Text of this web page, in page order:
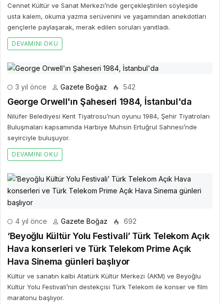
Behramoğlu'nu ağırladı
Cennet Kültür ve Sanat Merkezi’nde gerçekleştirilen söyleşide
usta kalem, okuma yazma serüvenini ve yaşamından anekdotları
gençlerle paylaşarak, merak edilen soruları yanıtladı.
DEVAMINI OKU
3 yıl önce Gazete Boğaz 542
George Orwell'ın Şaheseri 1984, İstanbul'da
Nilüfer Belediyesi Kent Tiyatrosu’nun oyunu 1984, Şehir Tiyatroları
Buluşmaları kapsamında Harbiye Muhsin Ertuğrul Sahnesi’nde
seyirciyle buluşuyor.
DEVAMINI OKU
4 yıl önce Gazete Boğaz 692
‘Beyoğlu Kültür Yolu Festivali’ Türk Telekom Açık
Hava konserleri ve Türk Telekom Prime Açık
Hava Sinema günleri başlıyor
Kültür ve sanatın kalbi Atatürk Kültür Merkezi (AKM) ve Beyoğlu
Kültür Yolu Festivali’nin destekçisi Türk Telekom ile konser ve film
maratonu başlıyor.